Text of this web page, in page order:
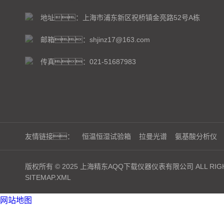
地址：上海市浦东新区祝桥镇金亮路52号A栋
邮箱：shjinz17@163.com
传真：021-51687983
友情链接： 恒温恒湿试验箱 拉曼光谱 氨基酸分析仪
版权所有 © 2025 上海精东AQQ下载仪器仪表有限公司 ALL
SITEMAP.XML
网站地图